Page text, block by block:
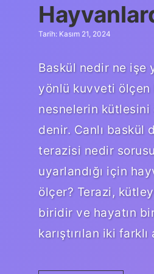
Tarih: Kasım 21, 2024
Baskül nedir ne işe
yönlü kuvveti ölçen
nesnelerin kütlesini
denir. Canlı baskül
terazisi nedir
uyarlandığı için
ölçer? Terazi,
biridir ve hayatın
karıştırılan iki